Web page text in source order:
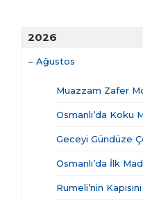
2026
– Ağustos
Muazzam Zafer
Osmanlı’da Koku
Geceyi Gündüze
Osmanlı’da İlk
Rumeli’nin